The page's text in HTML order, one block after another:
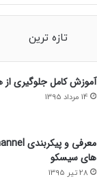
تازه ترین
آموزش کامل جلوگیری
14 مرداد 1395
های سیسکو
28 تیر 1395